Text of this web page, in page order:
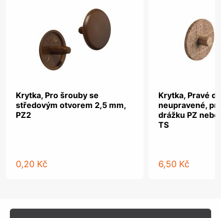
Krytka, Pro šrouby se
středovým otvorem 2,5 mm,
PZ2
0,20 Kč
Krytka, Pravé
neupravené,
drážku PZ
TS
6,50 Kč